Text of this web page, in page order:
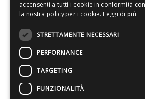
CHI SIAMO
RICERCA
COLLABORA CON NOI
acconsenti a tutti i cookie in conformità con
la nostra policy per i cookie. Leggi di più
STRETTAMENTE NECESSARI
PERFORMANCE
TARGETING
FUNZIONALITÀ